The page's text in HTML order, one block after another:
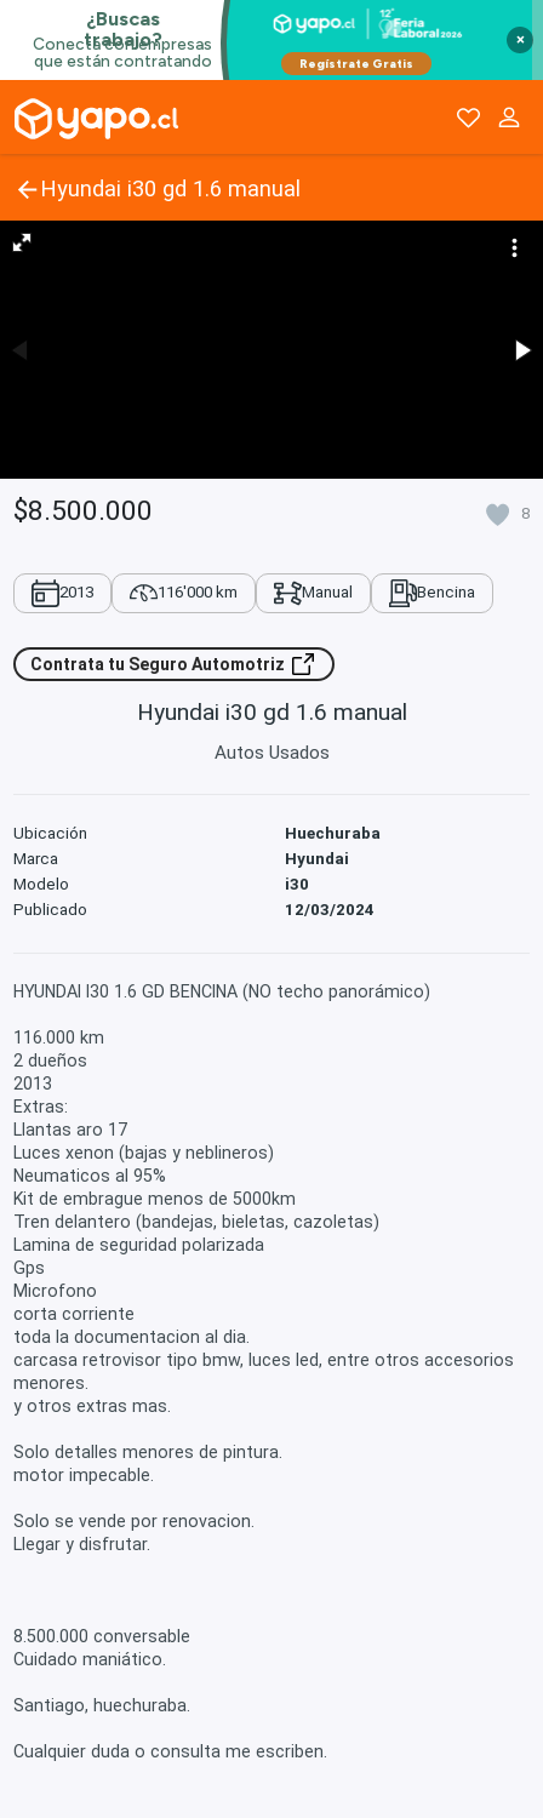
×
Hyundai i30 gd 1.6 manual
$8.500.000 8
2013 116'000 km Manual Bencina
Contrata tu Seguro Automotriz
Hyundai i30 gd 1.6 manual
Autos Usados
Ubicación
Huechuraba
Marca
Hyundai
Modelo
i30
Publicado
12/03/2024
HYUNDAI I30 1.6 GD BENCINA (NO techo panorámico)
116.000 km
2 dueños
2013
Extras:
Llantas aro 17
Luces xenon (bajas y neblineros)
Neumaticos al 95%
Kit de embrague menos de 5000km
Tren delantero (bandejas, bieletas, cazoletas)
Lamina de seguridad polarizada
Gps
Microfono
corta corriente
toda la documentacion al dia.
carcasa retrovisor tipo bmw, luces led, entre otros accesorios
menores.
y otros extras mas.
Solo detalles menores de pintura.
motor impecable.
Solo se vende por renovacion.
Llegar y disfrutar.
8.500.000 conversable
Cuidado maniático.
Santiago, huechuraba.
Cualquier duda o consulta me escriben.